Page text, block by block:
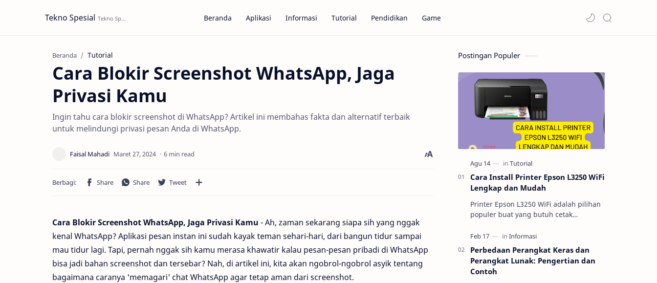
Tekno Spesial Beranda Aplikasi Informasi Tutorial Pendidikan Game
Beranda Tutorial
Cara Blokir Screenshot WhatsApp, Jaga
Privasi Kamu
Ingin tahu cara blokir screenshot di WhatsApp? Artikel ini membahas fakta dan alternatif terbaik
untuk melindungi privasi pesan Anda di WhatsApp.
6 min read
Cara Blokir Screenshot WhatsApp, Jaga Privasi Kamu - Ah, zaman sekarang siapa sih yang nggak
kenal WhatsApp? Aplikasi pesan instan ini sudah kayak teman sehari-hari, dari bangun tidur sampai
mau tidur lagi. Tapi, pernah nggak sih kamu merasa khawatir kalau pesan-pesan pribadi di WhatsApp
bisa jadi bahan screenshot dan tersebar? Nah, di artikel ini, kita akan ngobrol-ngobrol asyik tentang
bagaimana caranya 'memagari' chat WhatsApp agar tetap aman dari screenshot.
Postingan Populer
Cara Install Printer Epson L3250 WiFi
Lengkap dan Mudah
Printer Epson L3250 WiFi adalah pilihan
populer buat yang butuh cetak
fitur cetak nirkabel, perangkat ini bisa
lang…
Perbedaan Perangkat Keras dan
Perangkat Lunak: Pengertian dan
Contoh